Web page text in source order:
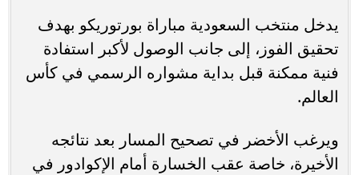
يدخل منتخب السعودية مباراة بورتوريكو بهدف
تحقيق الفوز، إلى جانب الوصول لأكبر استفادة
فنية ممكنة قبل بداية مشواره الرسمي في كأس
العالم.
ويرغب الأخضر في تصحيح المسار بعد نتائجه
الأخيرة، خاصة عقب الخسارة أمام الإكوادور في